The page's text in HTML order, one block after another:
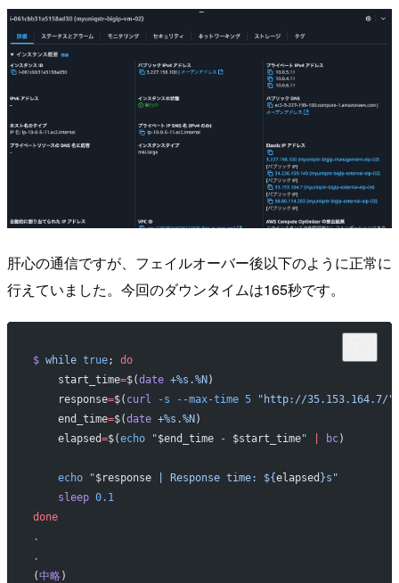
肝心の通信ですが、フェイルオーバー後以下のように正常に
行えていました。今回のダウンタイムは165秒です。
$ while true; do
    start_time
=$(date +%s.%N)
    response
=$( curl -s --max-time 5 "http://35.153.164.7/"
    end_time
=$(date +%s.%N)
    elapsed
=$(echo "$end_time - $start_time" bc)
    echo
"$response | Response time: ${elapsed }s"
    sleep
0.1
done
.
.
(中略)